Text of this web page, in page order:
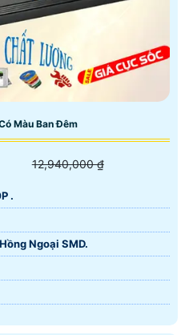
Màu Ban Đêm
12,940,000 ₫
.
Ngoại SMD.